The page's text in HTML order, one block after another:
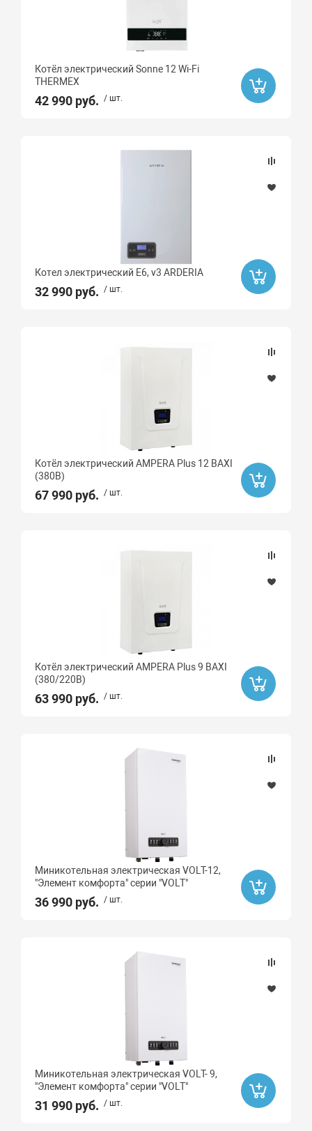
Котёл электрический Sonne 12 Wi-Fi
THERMEX
42 990 руб. / шт.
Котел электрический E6, v3 ARDERIA
32 990 руб. / шт.
Котёл электрический AMPERA Plus 12 BAXI
(380В)
67 990 руб. / шт.
Котёл электрический AMPERA Plus 9 BAXI
(380/220В)
63 990 руб. / шт.
Миникотельная электрическая VOLT-12,
"Элемент комфорта" серии "VOLT"
36 990 руб. / шт.
Миникотельная электрическая VOLT- 9,
"Элемент комфорта" серии "VOLT"
31 990 руб. / шт.